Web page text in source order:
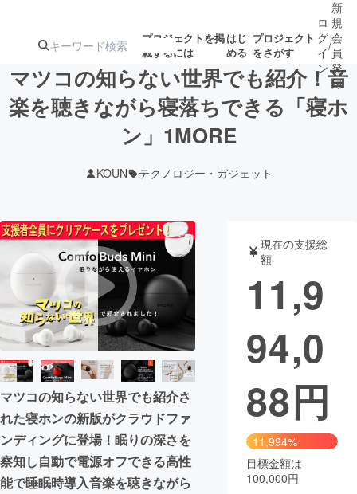
プロジェクトを掲
載するには
はじ
める
プロジェクト
をさがす
注目の新着プロ 募集終了が近いプ
テクノロジー・ガジェット
映像・映画 書籍・雑誌
ビジネス・起業 チャレンジ
まちづくり・地域活性化
CAMPFIRE for Social Good
CAMPFIRE Creation
CAMPFIREふるさと納税machi-ya コミュニティ
ロ
グ
イ
ン
/
新
規
会
員
登
録
マツコの知らない世界でも紹介！音
楽を聴きながら寝落ちできる「寝ホ
ン」1MORE
KOUN テクノロジー・ガジェット
マツコの知らない世界でも紹介さ
れた寝ホンの新版がクラウドファ
ンディングに登場！眠りの深さを
察知し自動で電源オフできる高性
能で睡眠時導入音楽を聴きながら
現在の支援総
額
11,9
94,0
88円
11,994%
目標金額は
100,000円